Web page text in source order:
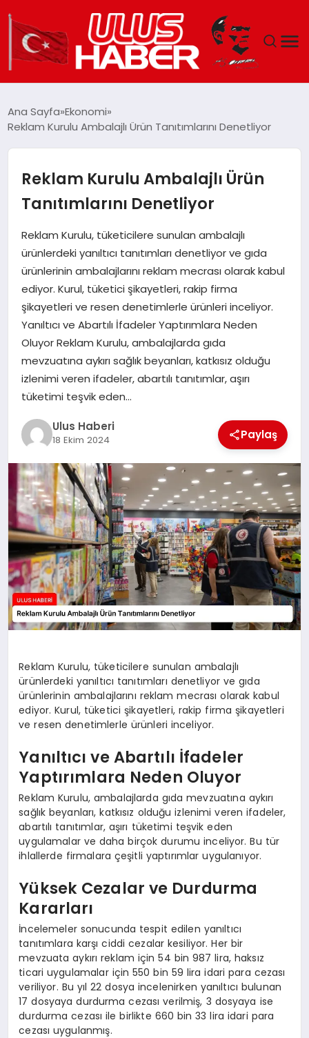
EKONOMI
SIYASET
MAGAZIN
SPOR
Ana Sayfa Ekonomi
Reklam Kurulu Ambalajlı Ürün Tanıtımlarını Denetliyor
Reklam Kurulu Ambalajlı Ürün
Tanıtımlarını Denetliyor
Reklam Kurulu, tüketicilere sunulan ambalajlı
ürünlerdeki yanıltıcı tanıtımları denetliyor ve gıda
ürünlerinin ambalajlarını reklam mecrası olarak kabul
ediyor. Kurul, tüketici şikayetleri, rakip firma
şikayetleri ve resen denetimlerle ürünleri inceliyor.
Yanıltıcı ve Abartılı İfadeler Yaptırımlara Neden
Oluyor Reklam Kurulu, ambalajlarda gıda
mevzuatına aykırı sağlık beyanları, katkısız olduğu
izlenimi veren ifadeler, abartılı tanıtımlar, aşırı
tüketimi teşvik eden…
Ulus Haberi
18 Ekim 2024 Paylaş
Reklam Kurulu, tüketicilere sunulan ambalajlı
ürünlerdeki yanıltıcı tanıtımları denetliyor ve gıda
ürünlerinin ambalajlarını reklam mecrası olarak kabul
ediyor. Kurul, tüketici şikayetleri, rakip firma şikayetleri
ve resen denetimlerle ürünleri inceliyor.
Yanıltıcı ve Abartılı İfadeler
Yaptırımlara Neden Oluyor
Reklam Kurulu, ambalajlarda gıda mevzuatına aykırı
sağlık beyanları, katkısız olduğu izlenimi veren ifadeler,
abartılı tanıtımlar, aşırı tüketimi teşvik eden
uygulamalar ve daha birçok durumu inceliyor. Bu tür
ihlallerde firmalara çeşitli yaptırımlar uygulanıyor.
Yüksek Cezalar ve Durdurma
Kararları
İncelemeler sonucunda tespit edilen yanıltıcı
tanıtımlara karşı ciddi cezalar kesiliyor. Her bir
mevzuata aykırı reklam için 54 bin 987 lira, haksız
ticari uygulamalar için 550 bin 59 lira idari para cezası
veriliyor. Bu yıl 22 dosya incelenirken yanıltıcı bulunan
17 dosyaya durdurma cezası verilmiş, 3 dosyaya ise
durdurma cezası ile birlikte 660 bin 33 lira idari para
cezası uygulanmış.